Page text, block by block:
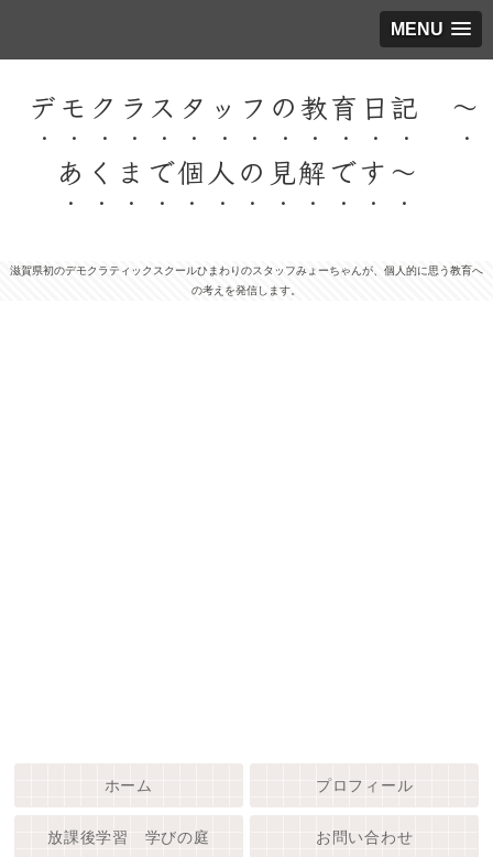
MENU
デモクラスタッフの教育日記 ～
あくまで個人の見解です～
滋賀県初のデモクラティックスクールひまわりのスタッフみょーちゃんが、個人的に思う教育へ
の考えを発信します。
ホーム プロフィール
放課後学習 学びの庭 お問い合わせ